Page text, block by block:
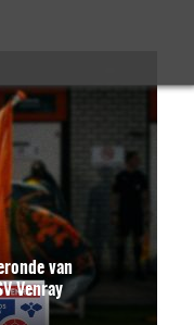
van
Venray